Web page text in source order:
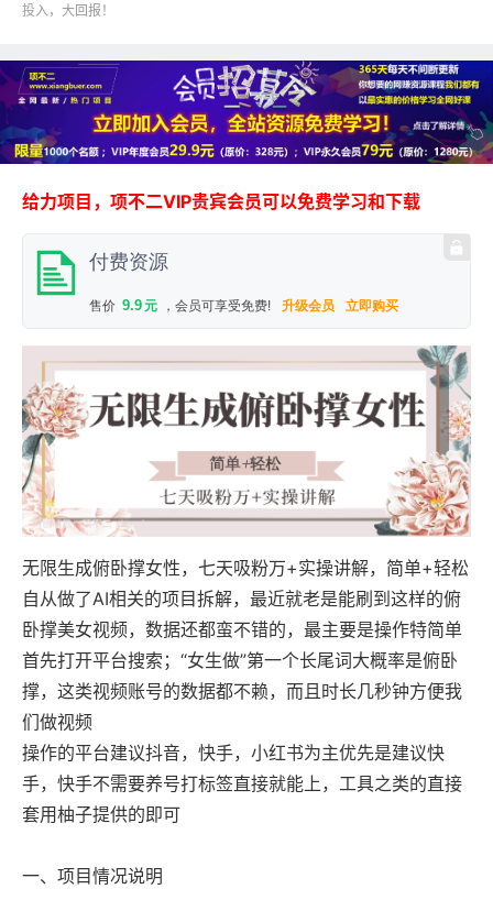
投入，大回报！
给力项目，项不二VIP贵宾会员可以免费学习和下载
付费资源
售价 9.9元 ，会员可享受免费! 升级会员 立即购买
无限生成俯卧撑女性，七天吸粉万+实操讲解，简单+轻松
自从做了AI相关的项目拆解，最近就老是能刷到这样的俯
卧撑美女视频，数据还都蛮不错的，最主要是操作特简单
首先打开平台搜索；“女生做”第一个长尾词大概率是俯卧
撑，这类视频账号的数据都不赖，而且时长几秒钟方便我
们做视频
操作的平台建议抖音，快手，小红书为主优先是建议快
手，快手不需要养号打标签直接就能上，工具之类的直接
套用柚子提供的即可
一、项目情况说明